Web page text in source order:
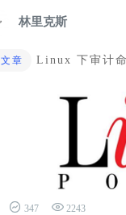
林里克斯
文章 Linux 下审计
347 2243